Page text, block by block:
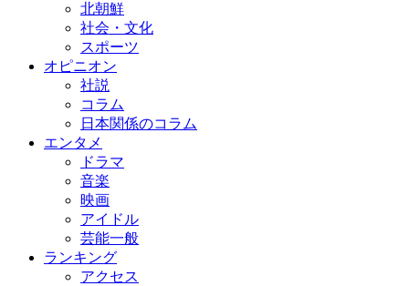
北朝鮮
社会・文化
スポーツ
オピニオン
社説
コラム
日本関係のコラム
エンタメ
ドラマ
音楽
映画
アイドル
芸能一般
ランキング
アクセス